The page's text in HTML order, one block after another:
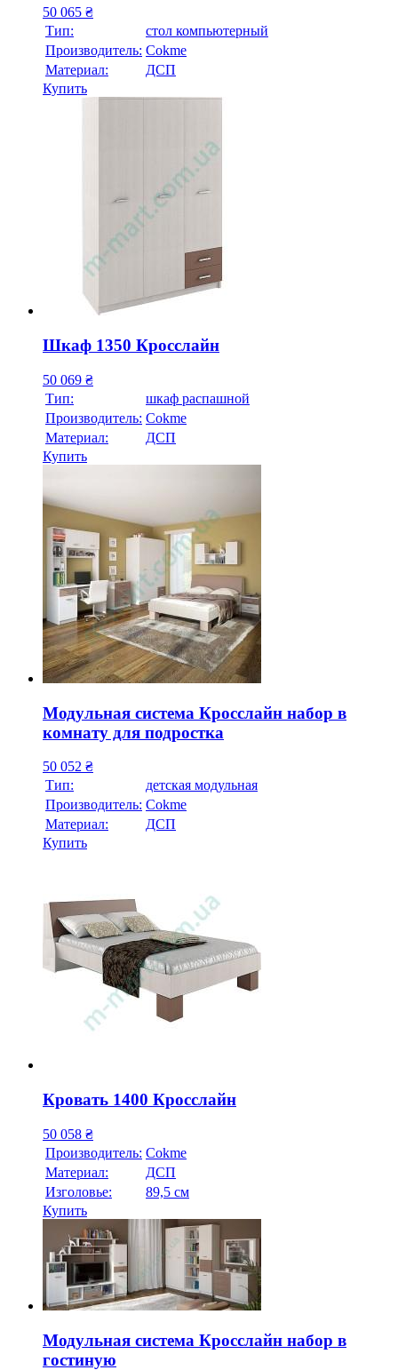
50 065 ₴
Тип:
стол компьютерный
Производитель: Cokme
Материал:
ДСП
Купить
Шкаф 1350 Кросслайн
50 069 ₴
Тип:
шкаф распашной
Производитель: Cokme
Материал:
ДСП
Купить
Модульная система Кросслайн набор в
комнату для подростка
50 052 ₴
Тип:
детская модульная
Производитель: Cokme
Материал:
ДСП
Купить
Кровать 1400 Кросслайн
50 058 ₴
Производитель: Cokme
Материал:
ДСП
Изголовье:
89,5 см
Купить
Модульная система Кросслайн набор в
гостиную